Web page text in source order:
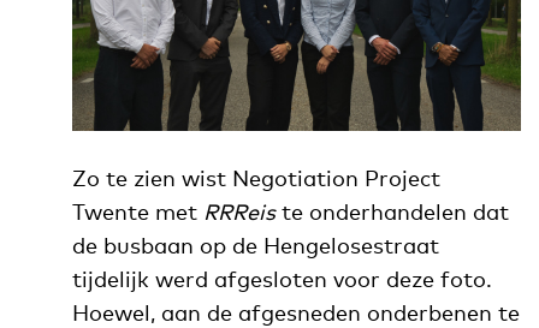
Zo te zien wist Negotiation Project
Twente met RRReiste onderhandelen dat
de busbaan op de Hengelosestraat
tijdelijk werd afgesloten voor deze foto.
Hoewel, aan de afgesneden onderbenen te